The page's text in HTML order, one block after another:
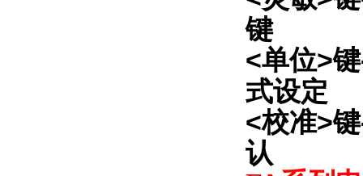
键
<单位>
式设定
<校准>
认